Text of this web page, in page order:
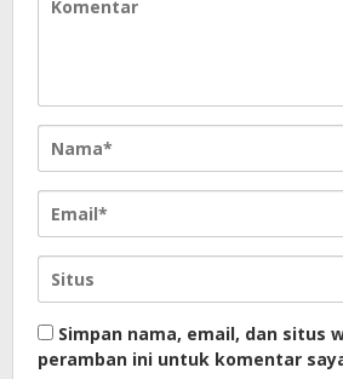
Simpan nama, email, dan situs
peramban ini untuk komentar